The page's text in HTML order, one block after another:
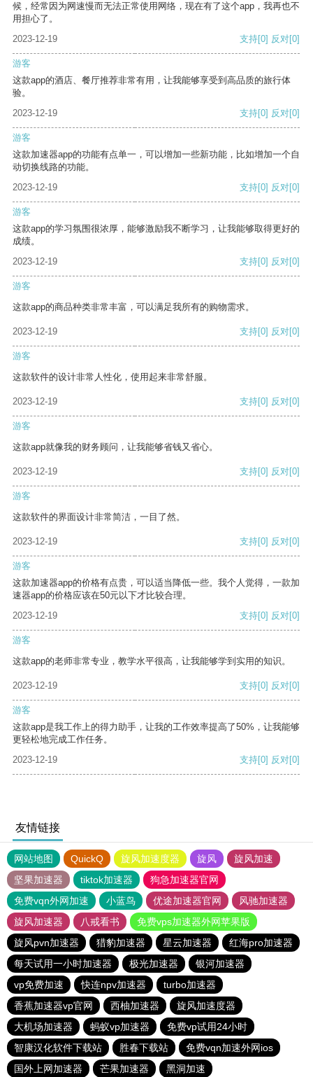
候，经常因为网速慢而无法正常使用网络，现在有了这个app，我再也不
用担心了。
2023-12-19
支持[0] 反对[0]
游客
这款app的酒店、餐厅推荐非常有用，让我能够享受到高品质的旅行体
验。
2023-12-19
支持[0] 反对[0]
游客
这款加速器app的功能有点单一，可以增加一些新功能，比如增加一个自
动切换线路的功能。
2023-12-19
支持[0] 反对[0]
游客
这款app的学习氛围很浓厚，能够激励我不断学习，让我能够取得更好的
成绩。
2023-12-19
支持[0] 反对[0]
游客
这款app的商品种类非常丰富，可以满足我所有的购物需求。
2023-12-19 支持[0] 反对[0]
游客
这款软件的设计非常人性化，使用起来非常舒服。
2023-12-19 支持[0] 反对[0]
游客
这款app就像我的财务顾问，让我能够省钱又省心。
2023-12-19 支持[0] 反对[0]
游客
这款软件的界面设计非常简洁，一目了然。
2023-12-19 支持[0] 反对[0]
游客
这款加速器app的价格有点贵，可以适当降低一些。我个人觉得，一款加
速器app的价格应该在50元以下才比较合理。
2023-12-19
支持[0] 反对[0]
游客
这款app的老师非常专业，教学水平很高，让我能够学到实用的知识。
2023-12-19 支持[0] 反对[0]
游客
这款app是我工作上的得力助手，让我的工作效率提高了50%，让我能够
更轻松地完成工作任务。
2023-12-19
支持[0] 反对[0]
友情链接
网站地图 QuickQ 旋风加速度器 旋风
旋风加速
坚果加速器
tiktok加速器
狗急加速器官网
免费vqn外网加速
小蓝鸟 优途加速器官网
风驰加速器
旋风加速器
八戒看书
免费vps加速器外网苹果版
旋风pvn加速器
猎豹加速器 星云加速器
红海pro加速器
每天试用一小时加速器
极光加速器
银河加速器
vp免费加速
快连npv加速器
turbo加速器
香蕉加速器vp官网
西柚加速器
旋风加速度器
大机场加速器
蚂蚁vp加速器
免费vp试用24小时
智康汉化软件下载站
胜春下载站
免费vqn加速外网ios
国外上网加速器
芒果加速器 黑洞加速